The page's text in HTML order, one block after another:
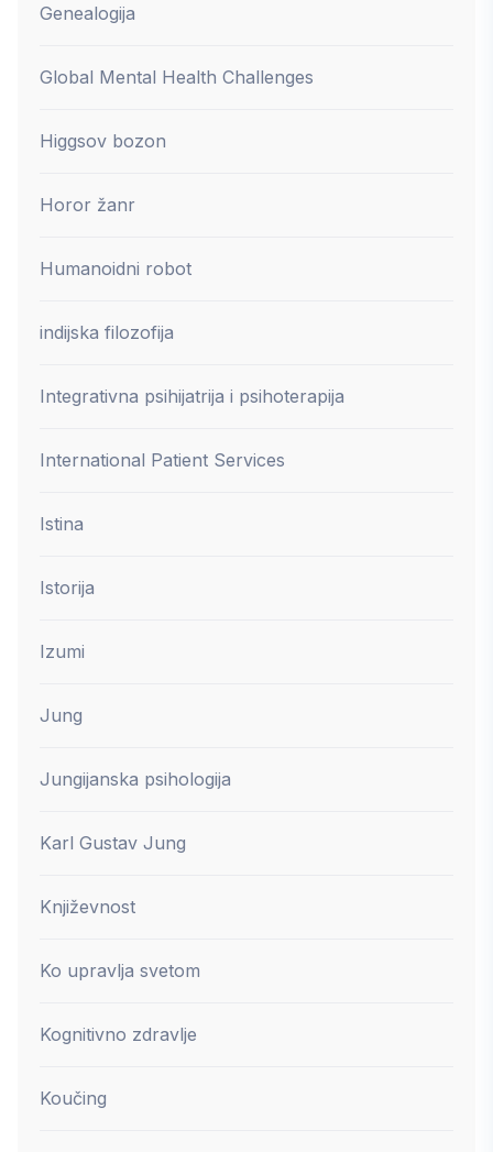
Genealogija
Global Mental Health Challenges
Higgsov bozon
Horor žanr
Humanoidni robot
indijska filozofija
Integrativna psihijatrija i psihoterapija
International Patient Services
Istina
Istorija
Izumi
Jung
Jungijanska psihologija
Karl Gustav Jung
Književnost
Ko upravlja svetom
Kognitivno zdravlje
Koučing